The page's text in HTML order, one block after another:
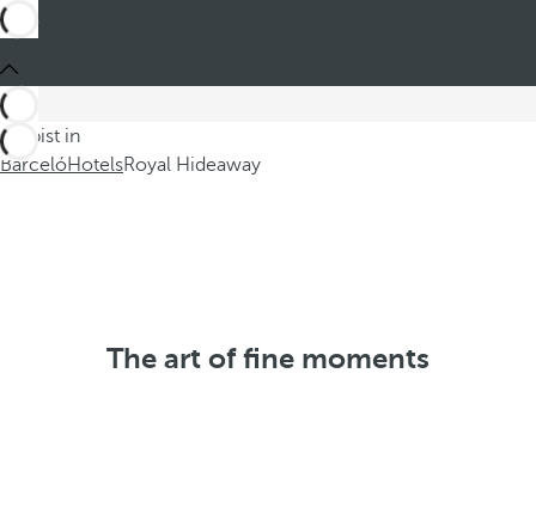
Du bist in
BarcelóHotelsRoyal Hideaway
The art of fine moments